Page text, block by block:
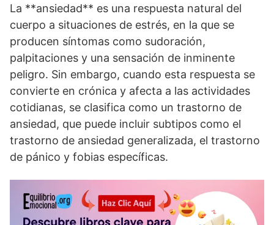
La **ansiedad** es una respuesta natural del
cuerpo a situaciones de estrés, en la que se
producen sí­ntomas como sudoración,
palpitaciones y una sensación de inminente
peligro. Sin embargo, cuando esta respuesta se
convierte en crónica y afecta a las actividades
cotidianas, se clasifica como un trastorno de
ansiedad, que puede incluir subtipos como el
trastorno de ansiedad generalizada, el trastorno
de pánico y fobias especí­ficas.